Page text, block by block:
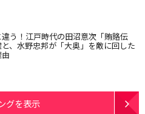
う！江戸時代の田沼意次「賄賂伝
、水野忠邦が「大奥」を敵に回した
グを表示